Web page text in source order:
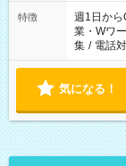
特徴 週1日から
業・Wワ
集 / 電話
気になる！